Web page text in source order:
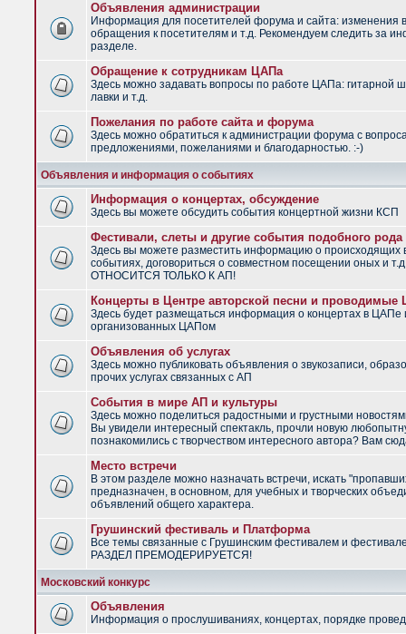
Объявления администрации
Информация для посетителей форума и сайта: изменения
обращения к посетителям и т.д. Рекомендуем следить за
разделе.
Обращение к сотрудникам ЦАПа
Здесь можно задавать вопросы по работе ЦАПа: гитарной
лавки и т.д.
Пожелания по работе сайта и форума
Здесь можно обратиться к администрации форума с
предложениями, пожеланиями и благодарностью. :-)
Объявления и информация о событиях
Информация о концертах, обсуждение
Здесь вы можете обсудить события концертной жизни КСП
Фестивали, слеты и другие события подобного рода
Здесь вы можете разместить информацию о
событиях, договориться о совместном посещении оных и
ОТНОСИТСЯ ТОЛЬКО К АП!
Концерты в Центре авторской песни и
Здесь будет размещаться информация о концертах в ЦАПе
организованных ЦАПом
Объявления об услугах
Здесь можно публиковать объявления о звукозаписи,
прочих услугах связанных с АП
События в мире АП и культуры
Здесь можно поделиться радостными и грустными
Вы увидели интересный спектакль, прочли новую
познакомились с творчеством интересного автора? Вам
Место встречи
В этом разделе можно назначать встречи, искать
предназначен, в основном, для учебных и творческих
объявлений общего характера.
Грушинский фестиваль и Платформа
Все темы связанные с Грушинским фестивалем и
РАЗДЕЛ ПРЕМОДЕРИРУЕТСЯ!
Московский конкурс
Объявления
Информация о прослушиваниях, концертах, порядке